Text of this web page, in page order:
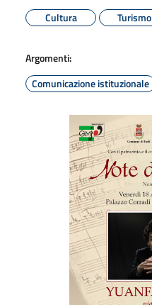
Cultura
Turismo
Argomenti:
Comunicazione istituzionale